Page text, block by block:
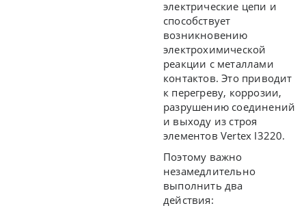
электрические цепи и
способствует
возникновению
электрохимической
реакции с металлами
контактов. Это приводит
к перегреву, коррозии,
разрушению соединений
и выходу из строя
элементов Vertex I3220.
Поэтому важно
незамедлительно
выполнить два
действия: